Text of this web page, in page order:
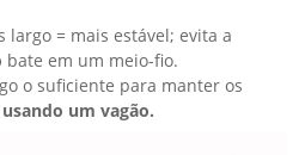
largo = mais estável; evita a
bate em um meio-fio.
o suficiente para manter os
usando um vagão.